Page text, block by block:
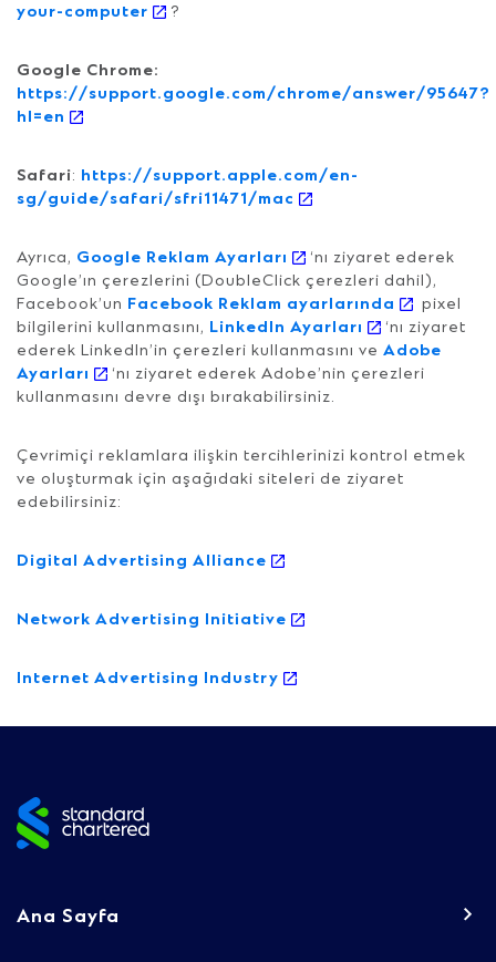
your-computer
?
Google Chrome:
https://support.google.com/chrome/answer/95647?
hl=en
Safari: https://support.apple.com/en-
sg/guide/safari/sfri11471/mac
Ayrıca, Google Reklam Ayarları
‘nı ziyaret ederek
Google’ın çerezlerini (DoubleClick çerezleri dahil),
Facebook’un Facebook Reklam ayarlarında
pixel
bilgilerini kullanmasını, LinkedIn Ayarları
‘nı ziyaret
ederek LinkedIn’in çerezleri kullanmasını ve Adobe
Ayarları
‘nı ziyaret ederek Adobe’nin çerezleri
kullanmasını devre dışı bırakabilirsiniz.
Çevrimiçi reklamlara ilişkin tercihlerinizi kontrol etmek
ve oluşturmak için aşağıdaki siteleri de ziyaret
edebilirsiniz:
Digital Advertising Alliance
Network Advertising Initiative
Internet Advertising Industry
Footer
Ana Sayfa